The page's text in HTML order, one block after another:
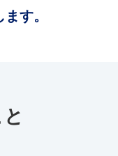
す。